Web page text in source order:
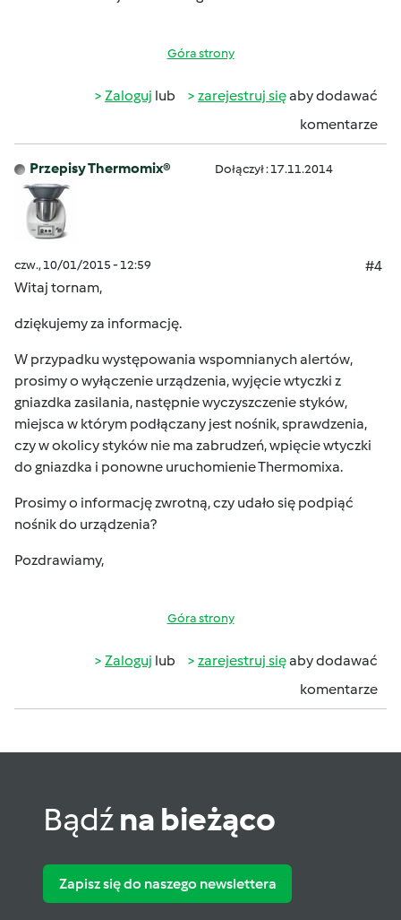
Góra strony
Zaloguj lub zarejestruj sięaby dodawać
komentarze
Przepisy Thermomix® Dołączył : 17.11.2014
czw., 10/01/2015 - 12:59
#4
Witaj tornam,
dziękujemy za informację.
W przypadku występowania wspomnianych alertów,
prosimy o wyłączenie urządzenia, wyjęcie wtyczki z
gniazdka zasilania, następnie wyczyszczenie styków,
miejsca w którym podłączany jest nośnik, sprawdzenia,
czy w okolicy styków nie ma zabrudzeń, wpięcie wtyczki
do gniazdka i ponowne uruchomienie Thermomixa.
Prosimy o informację zwrotną, czy udało się podpiąć
nośnik do urządzenia?
Pozdrawiamy,
Góra strony
Zaloguj lub zarejestruj sięaby dodawać
komentarze
Bądźna bieżąco
Zapisz się do naszego newslettera